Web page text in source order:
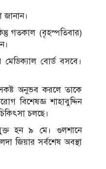
গতকাল (বৃহস্পতিবার)
বোর্ড বসবে।
অনুভব করলে তাকে
বিশেষজ্ঞ শাহাবুদ্দিন
চলছে।
হন ৯ মে। গুলশানে
জিয়ার সর্বশেষ অবস্থা